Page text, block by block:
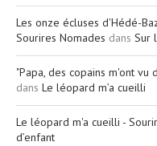
Les onze écluses d'Hédé-
Sourires Nomades dans Sur
"Papa, des copains m'ont vu
dans Le léopard m’a cueilli
Le léopard m'a cueilli -
d’enfant